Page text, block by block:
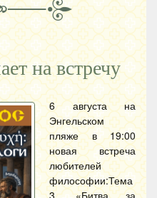
на встречу
6 августа на
Энгельском
пляже в 19:00
новая встреча
любителей
философии:Тема
3. «Битва за